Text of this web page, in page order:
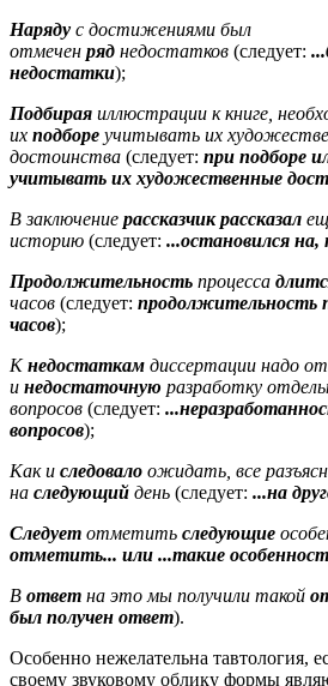
Наряду с достижениями был
отмечен ряд недостатков (следует:
недостатки);
Подбирая иллюстрации к книге,
их подборе учитывать их
достоинства (следует: при подборе
учитывать их художественные
В заключение рассказчик рассказал
историю (следует: ...остановился на,
Продолжительность процесса
часов (следует: продолжительность
часов);
Кнедостаткам диссертации надо
и недостаточную разработку
вопросов (следует:
вопросов);
Как и следовало ожидать, все
на следующий день (следует: ...на
Следует отметить следующие
отметить... или ...такие
В ответ на это мы получили такой
был получен ответ).
Особенно нежелательна тавтология,
своему звуковому облику формы